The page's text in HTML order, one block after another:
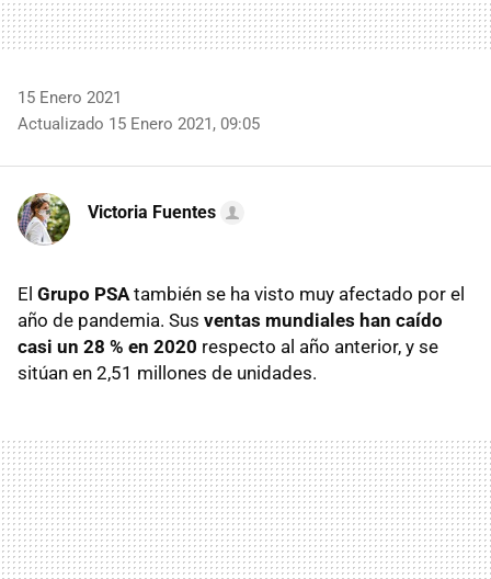
15 Enero 2021
Actualizado 15 Enero 2021, 09:05
Victoria Fuentes
El Grupo PSA también se ha visto muy afectado por el
año de pandemia. Sus ventas mundiales han caído
casi un 28 % en 2020 respecto al año anterior, y se
sitúan en 2,51 millones de unidades.